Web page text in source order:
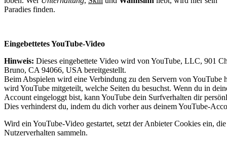
Paradies finden.
Eingebettetes YouTube-Video
Hinweis: Dieses eingebettete Video wird von YouTube, LLC, 901
Bruno, CA 94066, USA bereitgestellt.
Beim Abspielen wird eine Verbindung zu den Servern von YouTube
wird YouTube mitgeteilt, welche Seiten du besuchst. Wenn du in
Account eingeloggt bist, kann YouTube dein Surfverhalten dir
Dies verhinderst du, indem du dich vorher aus deinem YouTube-
Wird ein YouTube-Video gestartet, setzt der Anbieter Cookies ein,
Nutzerverhalten sammeln.